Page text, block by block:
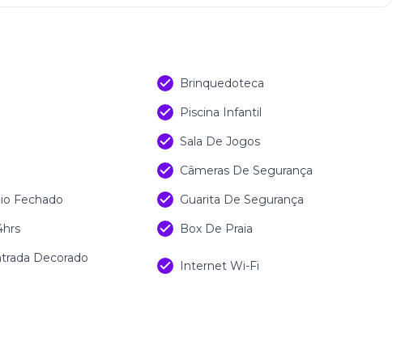
Brinquedoteca
Piscina Infantil
Sala De Jogos
Câmeras De Segurança
Fechado
Guarita De Segurança
Box De Praia
Decorado
Internet Wi-Fi